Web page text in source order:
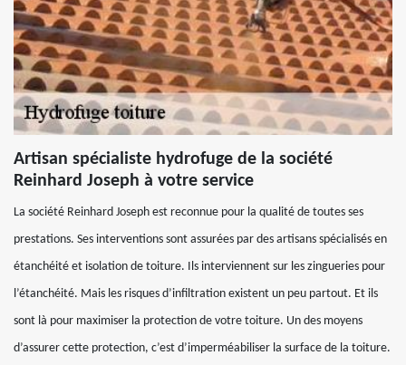
Artisan spécialiste hydrofuge de la société
Reinhard Joseph à votre service
La société Reinhard Joseph est reconnue pour la qualité de toutes ses
prestations. Ses interventions sont assurées par des artisans spécialisés en
étanchéité et isolation de toiture. Ils interviennent sur les zingueries pour
l’étanchéité. Mais les risques d’infiltration existent un peu partout. Et ils
sont là pour maximiser la protection de votre toiture. Un des moyens
d’assurer cette protection, c’est d’imperméabiliser la surface de la toiture.